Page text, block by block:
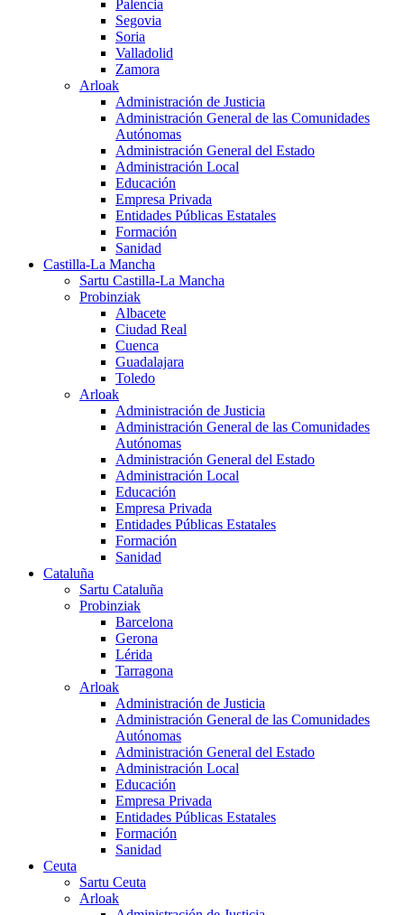
Palencia
Segovia
Soria
Valladolid
Zamora
Arloak
Administración de Justicia
Administración General de las Comunidades
Autónomas
Administración General del Estado
Administración Local
Educación
Empresa Privada
Entidades Públicas Estatales
Formación
Sanidad
Castilla-La Mancha
Sartu Castilla-La Mancha
Probinziak
Albacete
Ciudad Real
Cuenca
Guadalajara
Toledo
Arloak
Administración de Justicia
Administración General de las Comunidades
Autónomas
Administración General del Estado
Administración Local
Educación
Empresa Privada
Entidades Públicas Estatales
Formación
Sanidad
Cataluña
Sartu Cataluña
Probinziak
Barcelona
Gerona
Lérida
Tarragona
Arloak
Administración de Justicia
Administración General de las Comunidades
Autónomas
Administración General del Estado
Administración Local
Educación
Empresa Privada
Entidades Públicas Estatales
Formación
Sanidad
Ceuta
Sartu Ceuta
Arloak